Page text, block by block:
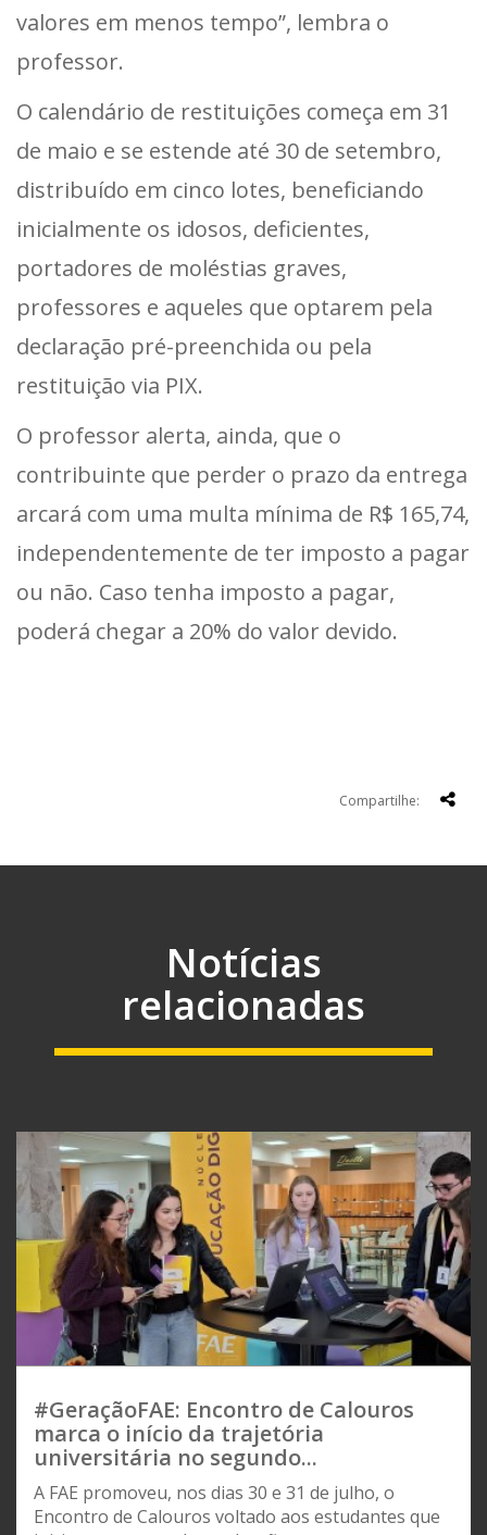
valores em menos tempo”, lembra o
professor.
O calendário de restituições começa em 31
de maio e se estende até 30 de setembro,
distribuído em cinco lotes, beneficiando
inicialmente os idosos, deficientes,
portadores de moléstias graves,
professores e aqueles que optarem pela
declaração pré-preenchida ou pela
restituição via PIX.
O professor alerta, ainda, que o
contribuinte que perder o prazo da entrega
arcará com uma multa mínima de R$ 165,74,
independentemente de ter imposto a pagar
ou não. Caso tenha imposto a pagar,
poderá chegar a 20% do valor devido.
Compartilhe:
Notícias
relacionadas
#GeraçãoFAE: Encontro de Calouros
marca o início da trajetória
universitária no segundo...
A FAE promoveu, nos dias 30 e 31 de julho, o
Encontro de Calouros voltado aos estudantes que